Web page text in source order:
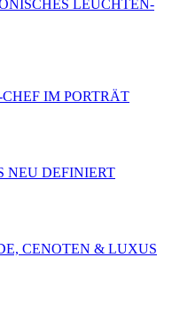
LEUCHTEN-
IM PORTRÄT
NEU DEFINIERT
CENOTEN & LUXUS